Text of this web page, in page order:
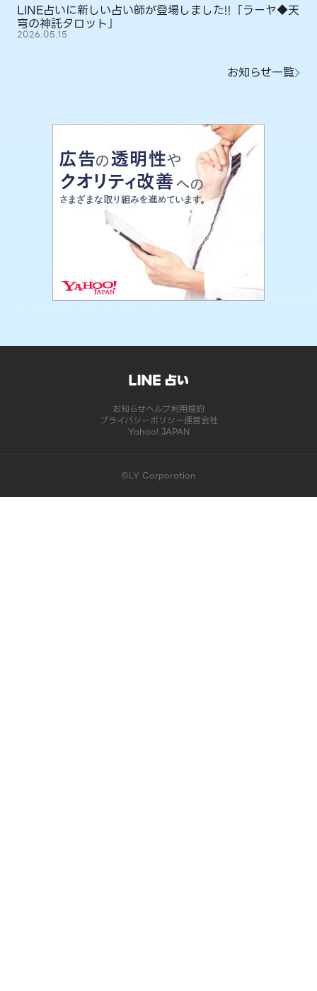
LINE占いに新しい占い師が登場しました!!「ラーヤ◆天
穹の神託タロット」
2026.05.15
お知らせ一覧
お知らせヘルプ利用規約
プライバシーポリシー運営会社
Yahoo! JAPAN
©LY Corporation
このコンテンツは掲載が終了しました | LINE占い